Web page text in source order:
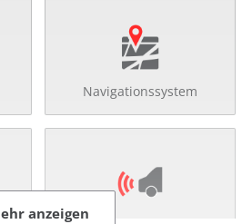
Navigationssystem
anzeigen